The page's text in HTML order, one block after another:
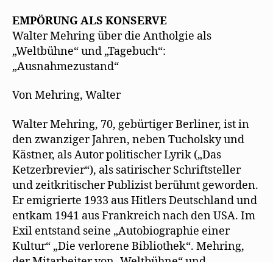
EMPÖRUNG ALS KONSERVE
Walter Mehring über die Antholgie als
„Weltbühne“ und „Tagebuch“:
„Ausnahmezustand“
Von Mehring, Walter
Walter Mehring, 70, gebürtiger Berliner, ist in
den zwanziger Jahren, neben Tucholsky und
Kästner, als Autor politischer Lyrik („Das
Ketzerbrevier“), als satirischer Schriftsteller
und zeitkritischer Publizist berühmt geworden.
Er emigrierte 1933 aus Hitlers Deutschland und
entkam 1941 aus Frankreich nach den USA. Im
Exil entstand seine „Autobiographie einer
Kultur“ „Die verlorene Bibliothek“. Mehring,